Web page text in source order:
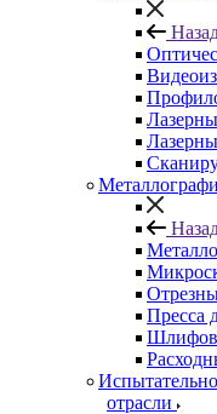
Пресса
отрасли